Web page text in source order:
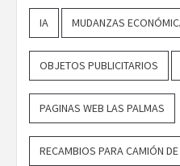
IA MUDANZAS
OBJETOS PUBLICITARIOS
PAGINAS WEB LAS PALMAS
RECAMBIOS PARA CAMIÓN